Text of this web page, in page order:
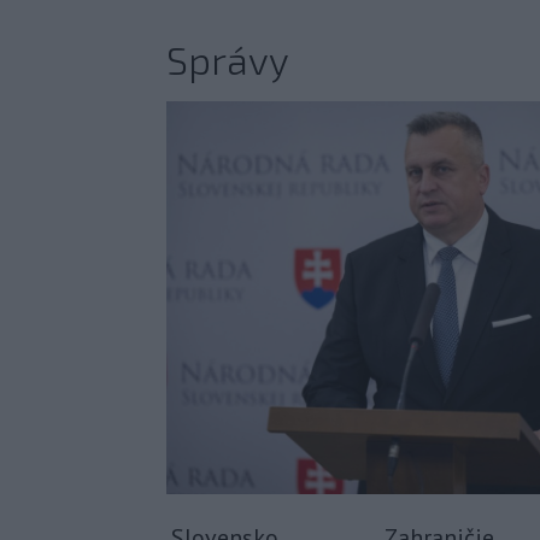
Správy